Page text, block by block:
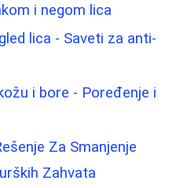
i negom lica
lica - Saveti za anti-
i bore - Poređenje i
Za Smanjenje
Zahvata